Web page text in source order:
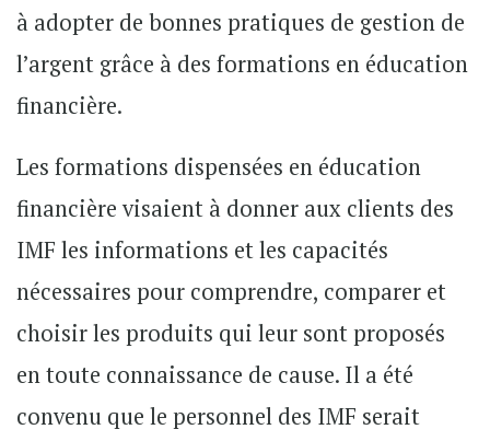
à adopter de bonnes pratiques de gestion de
l’argent grâce à des formations en éducation
financière.
Les formations dispensées en éducation
financière visaient à donner aux clients des
IMF les informations et les capacités
nécessaires pour comprendre, comparer et
choisir les produits qui leur sont proposés
en toute connaissance de cause. Il a été
convenu que le personnel des IMF serait